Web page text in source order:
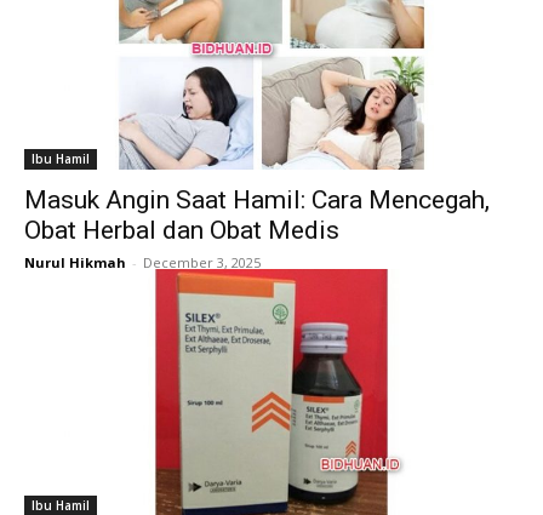
Ibu Hamil
Masuk Angin Saat Hamil: Cara Mencegah,
Obat Herbal dan Obat Medis
Nurul Hikmah - December 3, 2025
Ibu Hamil